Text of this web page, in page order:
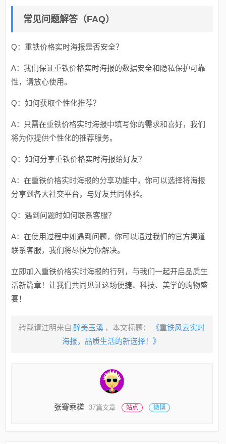
常见问题解答（FAQ）
Q：重铁价格实时海报是否安全？
A：我们保证重铁价格实时海报的数据安全和隐私保护可靠
性，请放心使用。
Q：如何获取个性化推荐？
A：只需在重铁价格实时海报中填写你的需求和喜好，我们
将为你提供个性化的推荐服务。
Q：如何分享重铁价格实时海报给好友？
A：在重铁价格实时海报的分享功能中，你可以选择将海报
分享到各大社交平台，与好友共同体验。
Q：遇到问题时如何联系客服？
A：在使用过程中如遇到问题，你可以通过我们的官方渠道
联系客服，我们将尽快为你解决。
立即加入重铁价格实时海报的行列，与我们一起开启品质生
活新篇章！让我们共同见证这场便捷、科技、美学的购物盛
宴！
转载请注明来自 醉美玉溪 ，本文标题：
《重铁风云实时
海报，品质生活的新选择！》
张骞乘槎 37篇文章 站点 微博